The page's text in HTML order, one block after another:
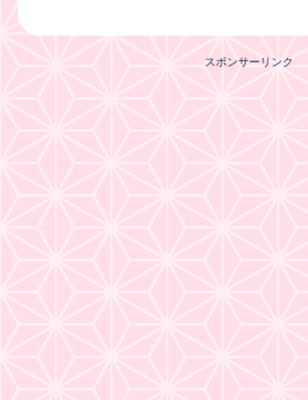
スポンサーリンク